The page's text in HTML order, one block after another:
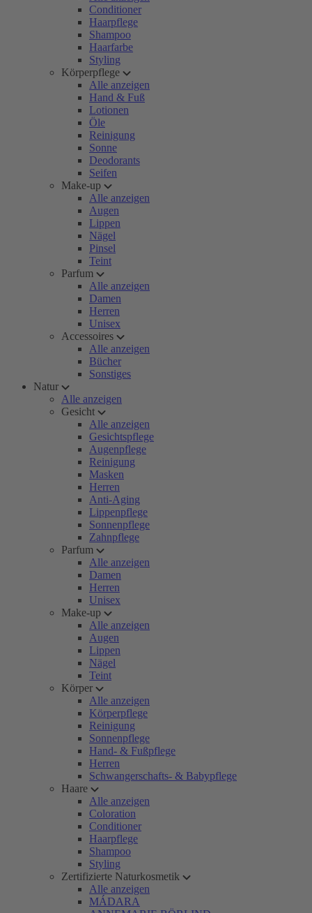
Conditioner
Haarpflege
Shampoo
Haarfarbe
Styling
Körperpflege
Alle anzeigen
Hand & Fuß
Lotionen
Öle
Reinigung
Sonne
Deodorants
Seifen
Make-up
Alle anzeigen
Augen
Lippen
Nägel
Pinsel
Teint
Parfum
Alle anzeigen
Damen
Herren
Unisex
Accessoires
Alle anzeigen
Bücher
Sonstiges
Natur
Alle anzeigen
Gesicht
Alle anzeigen
Gesichtspflege
Augenpflege
Reinigung
Masken
Herren
Anti-Aging
Lippenpflege
Sonnenpflege
Zahnpflege
Parfum
Alle anzeigen
Damen
Herren
Unisex
Make-up
Alle anzeigen
Augen
Lippen
Nägel
Teint
Körper
Alle anzeigen
Körperpflege
Reinigung
Sonnenpflege
Hand- & Fußpflege
Herren
Schwangerschafts- & Babypflege
Haare
Alle anzeigen
Coloration
Conditioner
Haarpflege
Shampoo
Styling
Zertifizierte Naturkosmetik
Alle anzeigen
MÁDARA